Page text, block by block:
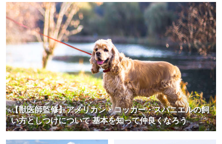
【獣医師監修】アメリカン・コッカー・スパニエルの飼
い方としつけについて 基本を知って仲良くなろう